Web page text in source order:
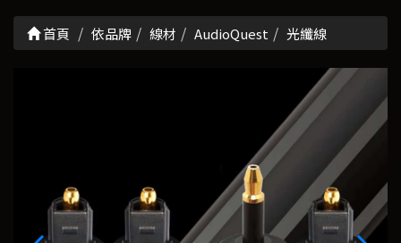
首頁 依品牌 線材 AudioQuest 光纖線